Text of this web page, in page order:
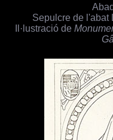
Sepulcre de l'abat
Il·lustració de